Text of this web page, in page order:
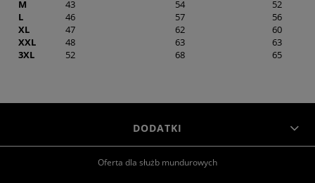
M
43 54
52
L
46 57
56
XL
47 62
60
XXL
48 63
63
3XL
52 68 65
DODATKI
Oferta dla służb mundurowych